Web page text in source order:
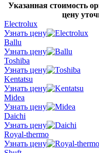
Указанная стоимость
цену
Electrolux
Узнать цену
Ballu
Узнать цену
Toshiba
Узнать цену
Kentatsu
Узнать цену
Midea
Узнать цену
Daichi
Узнать цену
Royal-thermo
Узнать цену